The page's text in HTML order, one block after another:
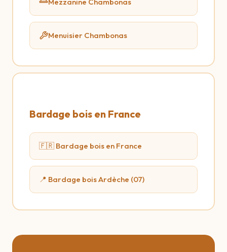
Menuisier Chambonas
Bardage bois en France
🇫🇷 Bardage bois en France
📍 Bardage bois Ardèche (07)